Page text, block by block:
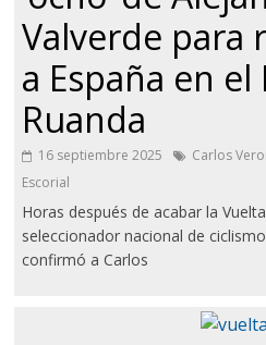
Valverde para
a España en
Ruanda
16 septiembre 2025 Carlos
Escorial
Horas después de acabar la
seleccionador nacional de
confirmó a Carlos